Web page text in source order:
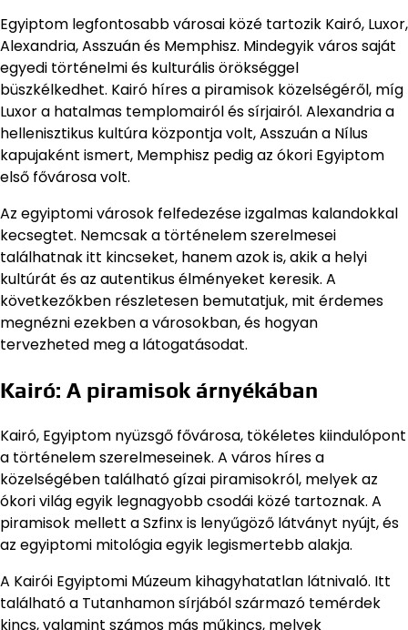
Egyiptom legfontosabb városai közé tartozik Kairó, Luxor,
Alexandria, Asszuán és Memphisz. Mindegyik város saját
egyedi történelmi és kulturális örökséggel
büszkélkedhet. Kairó híres a piramisok közelségéről, míg
Luxor a hatalmas templomairól és sírjairól. Alexandria a
hellenisztikus kultúra központja volt, Asszuán a Nílus
kapujaként ismert, Memphisz pedig az ókori Egyiptom
első fővárosa volt.
Az egyiptomi városok felfedezése izgalmas kalandokkal
kecsegtet. Nemcsak a történelem szerelmesei
találhatnak itt kincseket, hanem azok is, akik a helyi
kultúrát és az autentikus élményeket keresik. A
következőkben részletesen bemutatjuk, mit érdemes
megnézni ezekben a városokban, és hogyan
tervezheted meg a látogatásodat.
Kairó: A piramisok árnyékában
Kairó, Egyiptom nyüzsgő fővárosa, tökéletes kiindulópont
a történelem szerelmeseinek. A város híres a
közelségében található gízai piramisokról, melyek az
ókori világ egyik legnagyobb csodái közé tartoznak. A
piramisok mellett a Szfinx is lenyűgöző látványt nyújt, és
az egyiptomi mitológia egyik legismertebb alakja.
A Kairói Egyiptomi Múzeum kihagyhatatlan látnivaló. Itt
található a Tutanhamon sírjából származó temérdek
kincs, valamint számos más műkincs, melyek